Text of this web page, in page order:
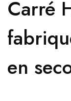
Carré
en